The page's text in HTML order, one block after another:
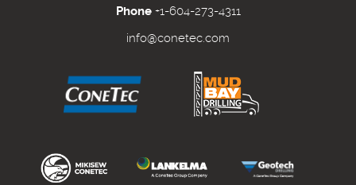
Phone +1-604-273-4311
info@conetec.com